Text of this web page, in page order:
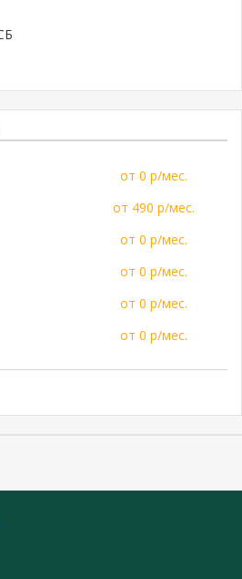
от 0 р/мес.
от 490 р/мес.
от 0 р/мес.
от 0 р/мес.
от 0 р/мес.
от 0 р/мес.